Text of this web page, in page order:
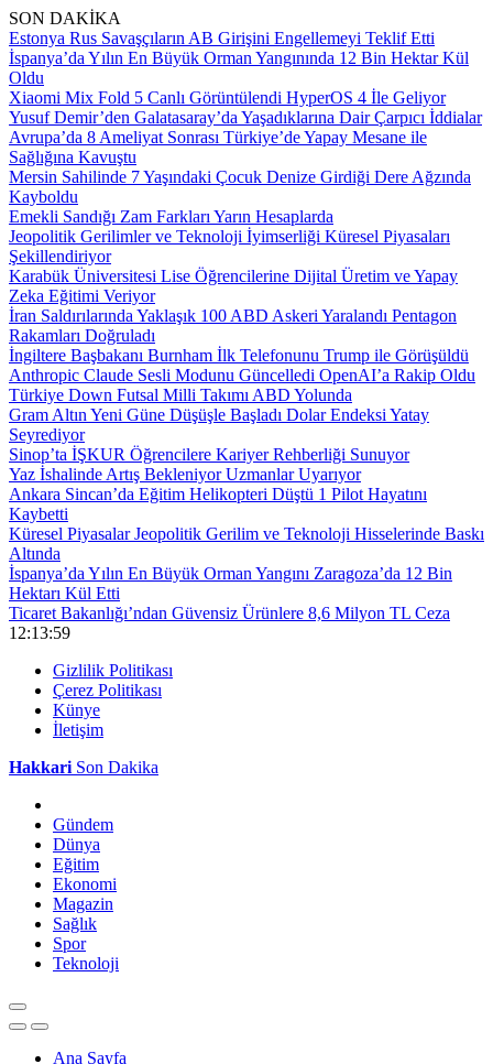
SON DAKİKA
Estonya Rus Savaşçıların AB Girişini Engellemeyi Teklif Etti
İspanya’da Yılın En Büyük Orman Yangınında 12 Bin Hektar Kül
Oldu
Xiaomi Mix Fold 5 Canlı Görüntülendi HyperOS 4 İle Geliyor
Yusuf Demir’den Galatasaray’da Yaşadıklarına Dair Çarpıcı İddialar
Avrupa’da 8 Ameliyat Sonrası Türkiye’de Yapay Mesane ile
Sağlığına Kavuştu
Mersin Sahilinde 7 Yaşındaki Çocuk Denize Girdiği Dere Ağzında
Kayboldu
Emekli Sandığı Zam Farkları Yarın Hesaplarda
Jeopolitik Gerilimler ve Teknoloji İyimserliği Küresel Piyasaları
Şekillendiriyor
Karabük Üniversitesi Lise Öğrencilerine Dijital Üretim ve Yapay
Zeka Eğitimi Veriyor
İran Saldırılarında Yaklaşık 100 ABD Askeri Yaralandı Pentagon
Rakamları Doğruladı
İngiltere Başbakanı Burnham İlk Telefonunu Trump ile Görüşüldü
Anthropic Claude Sesli Modunu Güncelledi OpenAI’a Rakip Oldu
Türkiye Down Futsal Milli Takımı ABD Yolunda
Gram Altın Yeni Güne Düşüşle Başladı Dolar Endeksi Yatay
Seyrediyor
Sinop’ta İŞKUR Öğrencilere Kariyer Rehberliği Sunuyor
Yaz İshalinde Artış Bekleniyor Uzmanlar Uyarıyor
Ankara Sincan’da Eğitim Helikopteri Düştü 1 Pilot Hayatını
Kaybetti
Küresel Piyasalar Jeopolitik Gerilim ve Teknoloji Hisselerinde Baskı
Altında
İspanya’da Yılın En Büyük Orman Yangını Zaragoza’da 12 Bin
Hektarı Kül Etti
Ticaret Bakanlığı’ndan Güvensiz Ürünlere 8,6 Milyon TL Ceza
12:13:59
Gizlilik Politikası
Çerez Politikası
Künye
İletişim
Hakkari Son Dakika
Gündem
Dünya
Eğitim
Ekonomi
Magazin
Sağlık
Spor
Teknoloji
Ana Sayfa